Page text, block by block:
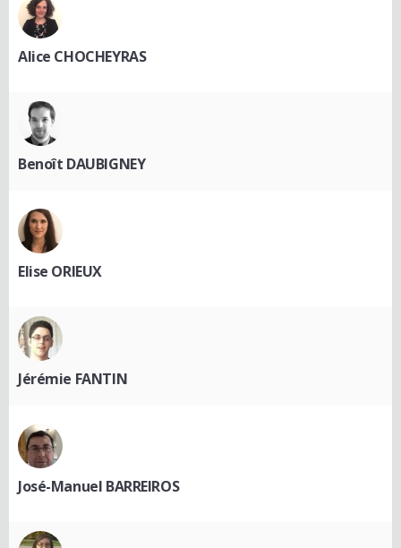
Alice CHOCHEYRAS
Benoît DAUBIGNEY
Elise ORIEUX
Jérémie FANTIN
José-Manuel BARREIROS